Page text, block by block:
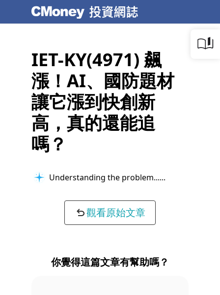
IET-KY(4971) 飆
漲！AI、國防題材
讓它漲到快創新
高，真的還能追
嗎？
Understanding the problem...
觀看原始文章
你覺得這篇文章有幫助嗎？